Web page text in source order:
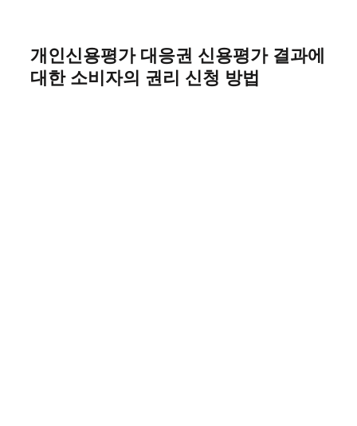
개인신용평가 대응권 신용평가 결과에
대한 소비자의 권리 신청 방법